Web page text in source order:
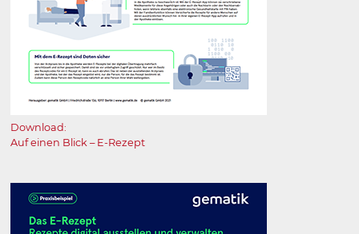
Download:
Auf einen Blick – E⁠-⁠Rezept